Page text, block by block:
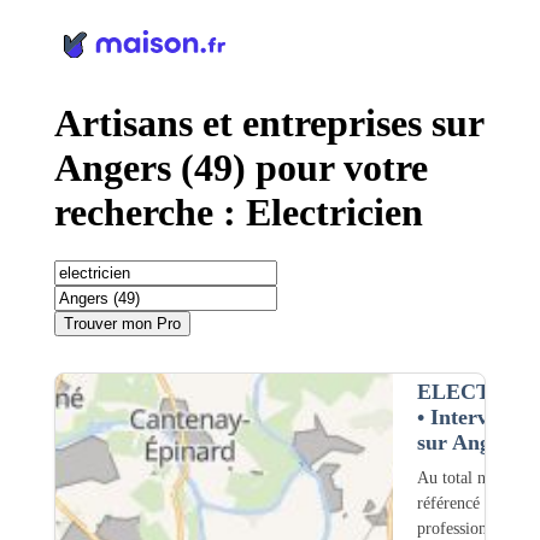
Artisans et entreprises sur
Angers (49) pour votre
recherche : Electricien
Trouver mon Pro
•
sur Angers
Au total nous
référencé
professionnels